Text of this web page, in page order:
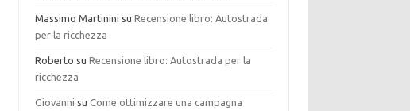
Massimo Martinini suRecensione libro: Autostrada
per la ricchezza
Roberto suRecensione libro: Autostrada per la
ricchezza
Giovanni suCome ottimizzare una campagna